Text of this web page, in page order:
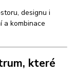
designu i
a kombinace
které